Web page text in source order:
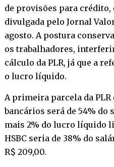
de provisões para
divulgada pelo Jornal
agosto. A postura
os trabalhadores,
cálculo da PLR, já que a
o lucro líquido.
A primeira parcela da PLR
bancários será de 54% do
mais 2% do lucro líquido
HSBC seria de 38% do
R$ 209,00.